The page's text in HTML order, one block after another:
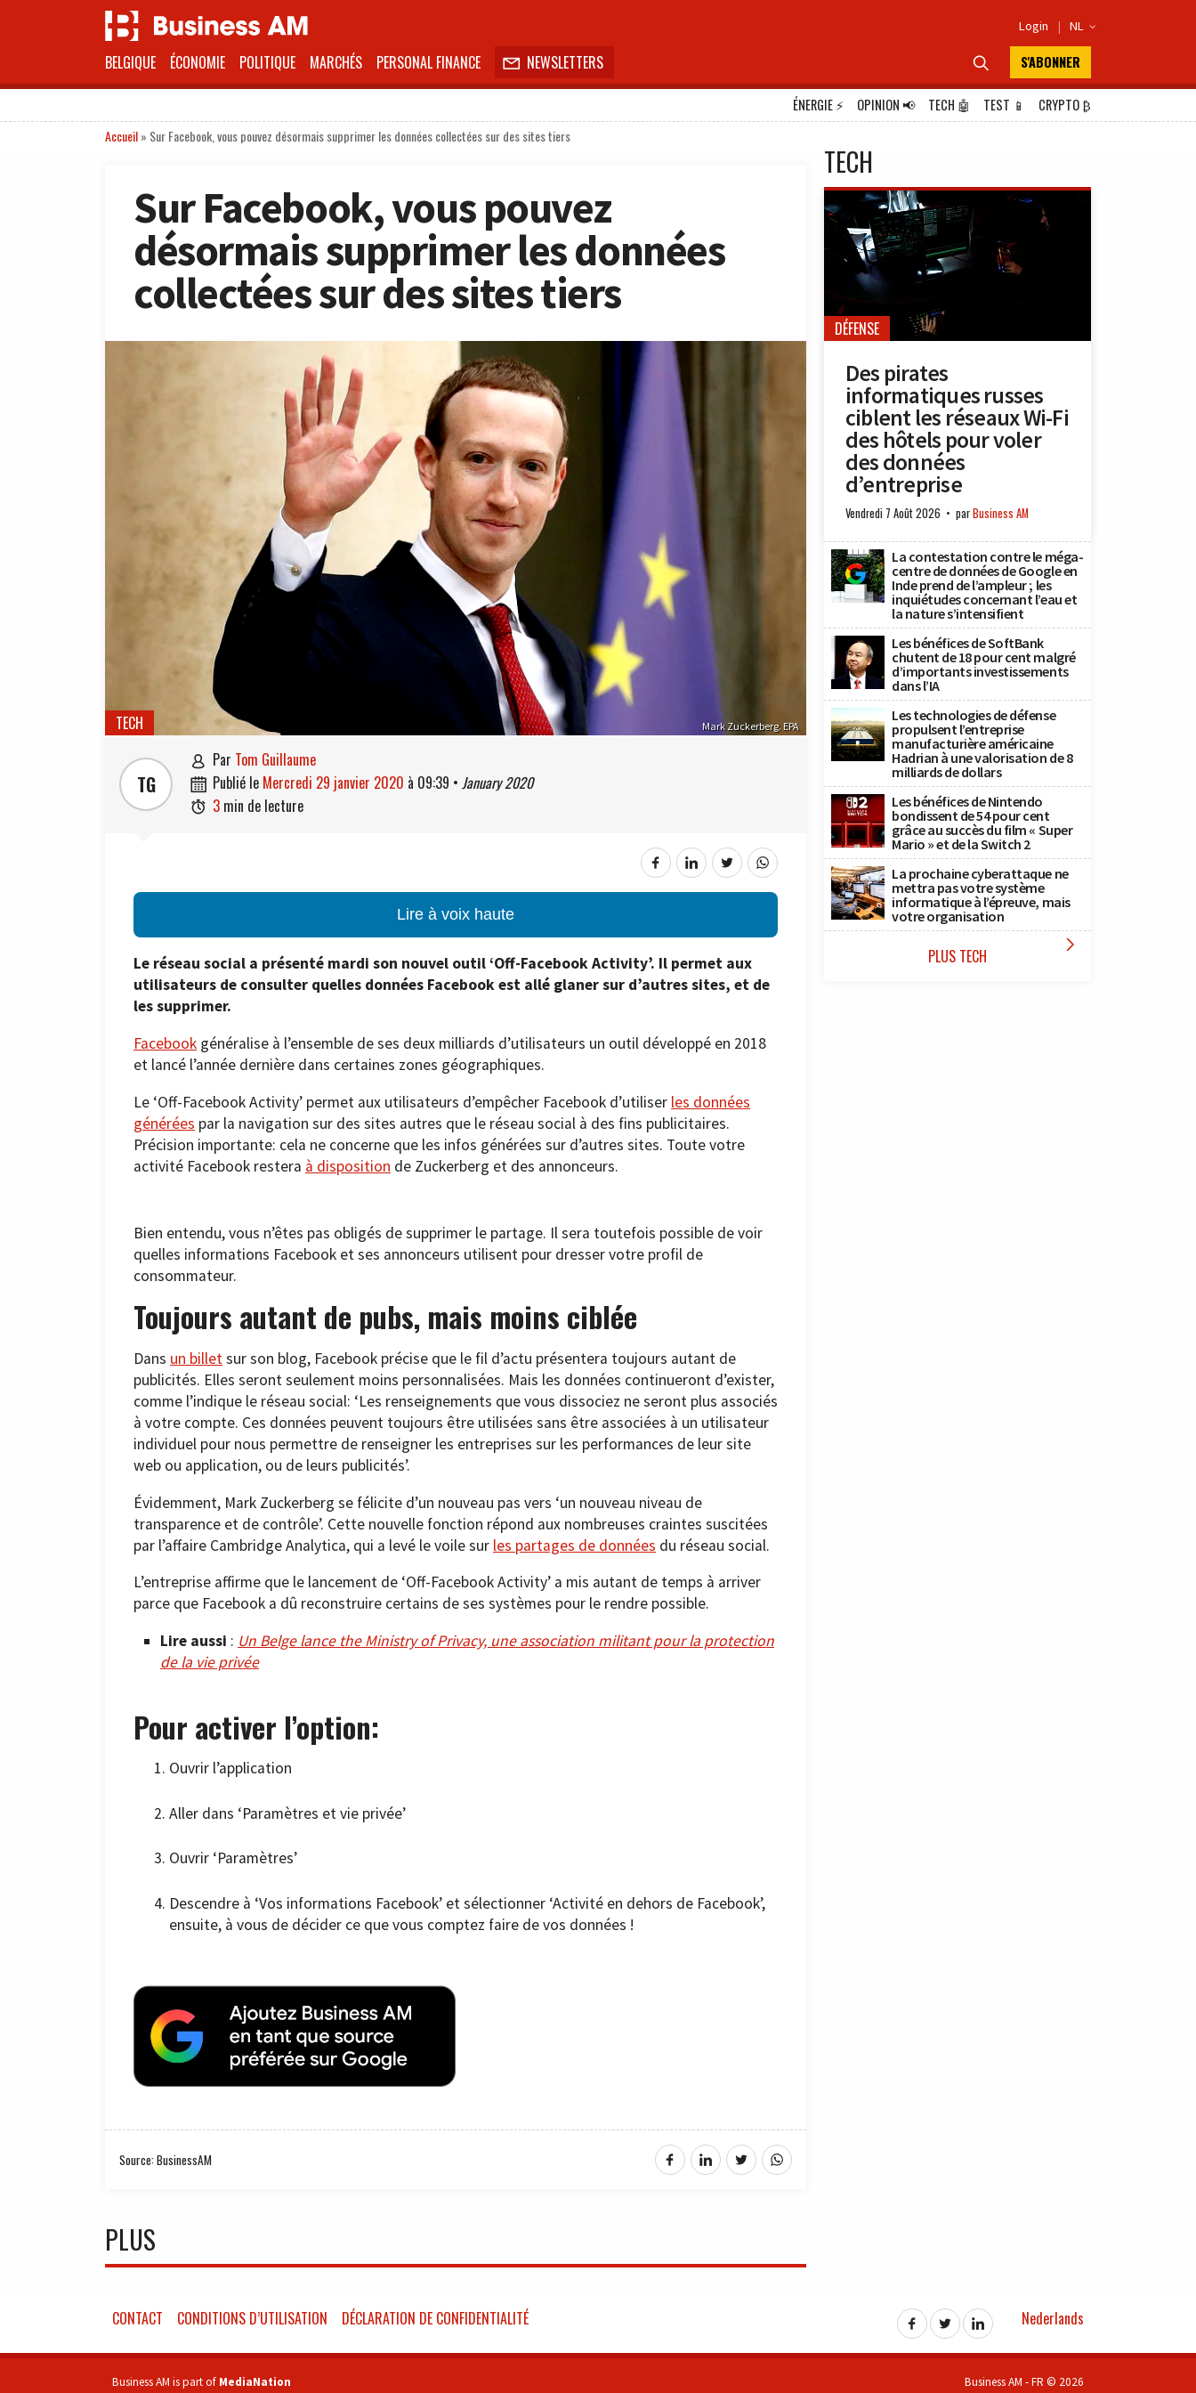
Login | NL 
BELGIQUE ÉCONOMIE POLITIQUE MARCHÉS PERSONAL FINANCE  NEWSLETTERS  S'ABONNER
ÉNERGIE⚡ OPINION📢 TECH 🤖 TEST 📱 CRYPTO₿
Accueil» Sur Facebook, vous pouvez désormais supprimer les données collectées sur des sites tiers
Sur Facebook, vous pouvez
désormais supprimer les données
collectées sur des sites tiers
Mark Zuckerberg. EPA
TECH
TG
 par Tom Guillaume
 publié le mercredi 29 janvier 2020 à 09:39 • January 2020
 3 min de lecture
Lire à voix haute
Le réseau social a présenté mardi son nouvel outil ‘Off-Facebook Activity’. Il permet aux
utilisateurs de consulter quelles données Facebook est allé glaner sur d’autres sites, et de
les supprimer.
Facebook généralise à l’ensemble de ses deux milliards d’utilisateurs un outil développé en 2018
et lancé l’année dernière dans certaines zones géographiques.
Le ‘Off-Facebook Activity’ permet aux utilisateurs d’empêcher Facebook d’utiliser les données
générées par la navigation sur des sites autres que le réseau social à des fins publicitaires.
Précision importante: cela ne concerne que les infos générées sur d’autres sites. Toute votre
activité Facebook restera à disposition de Zuckerberg et des annonceurs.
Bien entendu, vous n’êtes pas obligés de supprimer le partage. Il sera toutefois possible de voir
quelles informations Facebook et ses annonceurs utilisent pour dresser votre profil de
consommateur.
Toujours autant de pubs, mais moins ciblée
Dans un billetsur son blog, Facebook précise que le fil d’actu présentera toujours autant de
publicités. Elles seront seulement moins personnalisées. Mais les données continueront d’exister,
comme l’indique le réseau social: ‘Les renseignements que vous dissociez ne seront plus associés
à votre compte. Ces données peuvent toujours être utilisées sans être associées à un utilisateur
individuel pour nous permettre de renseigner les entreprises sur les performances de leur site
web ou application, ou de leurs publicités’.
Évidemment, Mark Zuckerberg se félicite d’un nouveau pas vers ‘un nouveau niveau de
transparence et de contrôle’. Cette nouvelle fonction répond aux nombreuses craintes suscitées
par l’affaire Cambridge Analytica, qui a levé le voile sur les partages de données du réseau social.
L’entreprise affirme que le lancement de ‘Off-Facebook Activity’ a mis autant de temps à arriver
parce que Facebook a dû reconstruire certains de ses systèmes pour le rendre possible.
Lire aussi : Un Belge lance the Ministry of Privacy, une association militant pour la protection
de la vie privée
Pour activer l’option:
Ouvrir l’application
Aller dans ‘Paramètres et vie privée’
Ouvrir ‘Paramètres’
Descendre à ‘Vos informations Facebook’ et sélectionner ‘Activité en dehors de Facebook’,
ensuite, à vous de décider ce que vous comptez faire de vos données !
Source: BusinessAM
PLUS
TECH
DÉFENSE
Des pirates
informatiques russes
ciblent les réseaux Wi-Fi
des hôtels pour voler
des données
d’entreprise
Vendredi 7 Août 2026 parBusiness AM
La contestation contre le méga-
centre de données de Google en
Inde prend de l’ampleur ; les
inquiétudes concernant l’eau et
la nature s’intensifient
Les bénéfices de SoftBank
chutent de 18 pour cent malgré
d’importants investissements
dans l’IA
Les technologies de défense
propulsent l’entreprise
manufacturière américaine
Hadrian à une valorisation de 8
milliards de dollars
Les bénéfices de Nintendo
bondissent de 54 pour cent
grâce au succès du film « Super
Mario » et de la Switch 2
La prochaine cyberattaque ne
mettra pas votre système
informatique à l’épreuve, mais
votre organisation
PLUS TECH 
CONTACT CONDITIONS D’UTILISATION DÉCLARATION DE CONFIDENTIALITÉ Nederlands
Business AM is part of MediaNation Business AM - FR © 2026